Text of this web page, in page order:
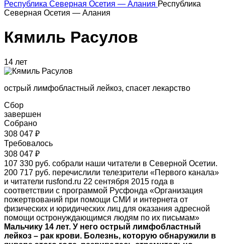
Республика Северная Осетия — Алания Республика
Северная Осетия — Алания
Кямиль Расулов
14 лет
острый лимфобластный лейкоз, спасет лекарство
Сбор
завершен
Собрано
308 047 ₽
Требовалось
308 047 ₽
107 330 руб. собрали наши читатели в Северной Осетии.
200 717 руб. перечислили телезрители «Первого канала»
и читатели rusfond.ru 22 сентября 2015 года в
соответствии с программой Русфонда «Организация
пожертвований при помощи СМИ и интернета от
физических и юридических лиц для оказания адресной
помощи остронуждающимся людям по их письмам»
Мальчику 14 лет. У него острый лимфобластный
лейкоз – рак крови. Болезнь, которую обнаружили в